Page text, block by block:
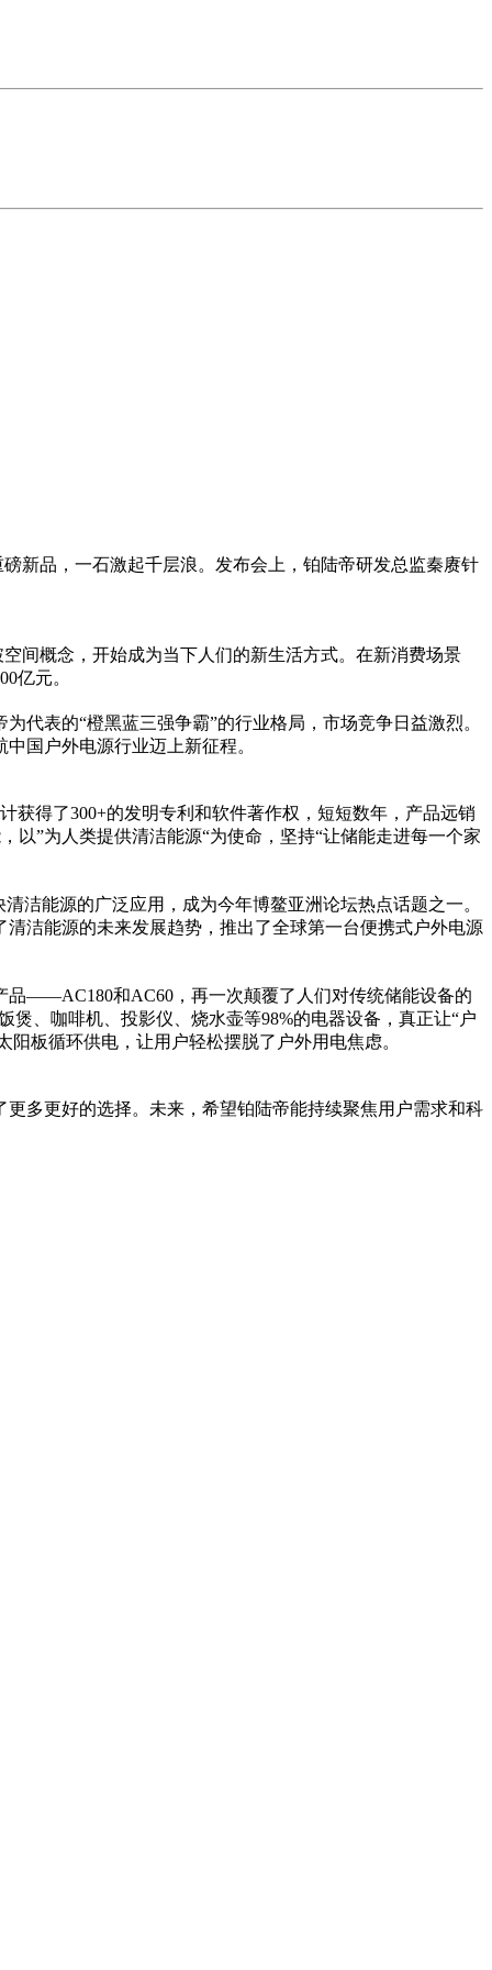
新品，一石激起千层浪。发布会上，铂陆帝研发总监秦赓针
间概念，开始成为当下人们的新生活方式。在新消费场景
亿元。
代表的“橙黑蓝三强争霸”的行业格局，市场竞争日益激烈。
国户外电源行业迈上新征程。
获得了300+的发明专利和软件著作权，短短数年，产品远销
以”为人类提供清洁能源“为使命，坚持“让储能走进每一个家
清洁能源的广泛应用，成为今年博鳌亚洲论坛热点话题之一。
洁能源的未来发展趋势，推出了全球第一台便携式户外电源
品——AC180和AC60，再一次颠覆了人们对传统储能设备的
煲、咖啡机、投影仪、烧水壶等98%的电器设备，真正让“户
板循环供电，让用户轻松摆脱了户外用电焦虑。
更多更好的选择。未来，希望铂陆帝能持续聚焦用户需求和科